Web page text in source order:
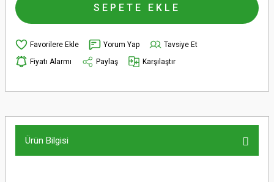
SEPETE EKLE
Yorum Yap
Tavsiye Et
Fiyatı Alarmı
Paylaş Karşılaştır
Ürün Bilgisi